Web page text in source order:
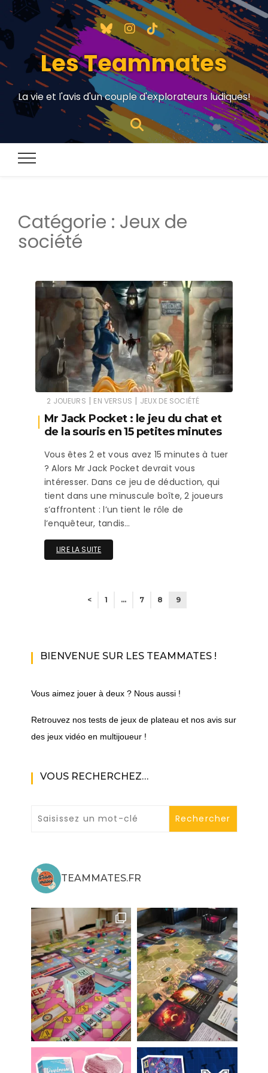
Les Teammates
La vie et l'avis d'un couple d'explorateurs ludiques!
Catégorie : Jeux de
société
2 JOUEURS | EN VERSUS | JEUX DE SOCIÉTÉ
Mr Jack Pocket : le jeu du chat et
de la souris en 15 petites minutes
Vous êtes 2 et vous avez 15 minutes à tuer
? Alors Mr Jack Pocket devrait vous
intéresser. Dans ce jeu de déduction, qui
tient dans une minuscule boîte, 2 joueurs
s’affrontent : l’un tient le rôle de
l’enquêteur, tandis…
LIRE LA SUITE
< 1 … 7 8 9
BIENVENUE SUR LES TEAMMATES !
Vous aimez jouer à deux ? Nous aussi !
Retrouvez nos tests de jeux de plateau et nos avis sur
des jeux vidéo en multijoueur !
VOUS RECHERCHEZ…
TEAMMATES.FR